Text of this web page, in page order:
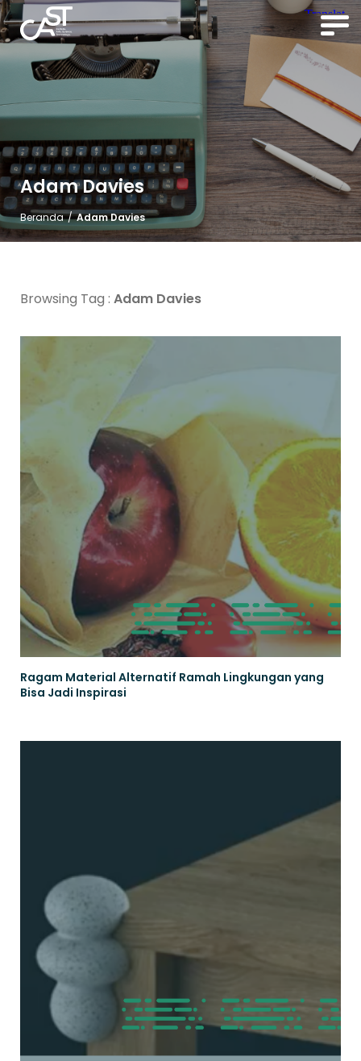
Adam Davies
Beranda / Adam Davies
Browsing Tag : Adam Davies
Ragam Material Alternatif Ramah Lingkungan yang
Bisa Jadi Inspirasi